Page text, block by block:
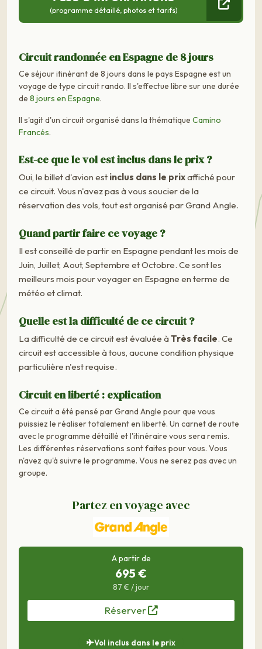
(programme détaillé, photos et tarifs)
Circuit randonnée en Espagne de 8 jours
Ce séjour itinérant de 8 jours dans le pays Espagne est un
voyage de type circuit rando. Il s'effectue libre sur une durée
de 8 jours en Espagne.
Il s'agit d'un circuit organisé dans la thématique Camino
Francés.
Est-ce que le vol est inclus dans le prix ?
Oui, le billet d'avion est inclus dans le prixaffiché pour
ce circuit. Vous n'avez pas à vous soucier de la
réservation des vols, tout est organisé par Grand Angle.
Quand partir faire ce voyage ?
Il est conseillé de partir en Espagne pendant les mois de
Juin, Juillet, Aout, Septembre et Octobre. Ce sont les
meilleurs mois pour voyager en Espagne en terme de
météo et climat.
Quelle est la difficulté de ce circuit ?
La difficulté de ce circuit est évaluée àTrès facile. Ce
circuit est accessible à tous, aucune condition physique
particulière n'est requise.
Circuit en liberté : explication
Ce circuit a été pensé par Grand Angle pour que vous
puissiez le réaliser totalement en liberté. Un carnet de route
avec le programme détaillé et l'itinéraire vous sera remis.
Les différentes réservations sont faites pour vous. Vous
n'avez qu'à suivre le programme. Vous ne serez pas avec un
groupe.
Partez en voyage avec
A partir de
695 €
87 € / jour
Réserver
Vol inclus dans le prix